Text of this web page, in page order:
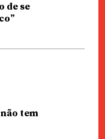
de se
tem